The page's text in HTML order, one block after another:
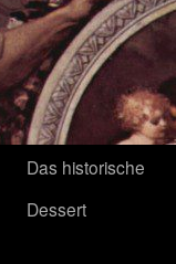
Das historische
Dessert